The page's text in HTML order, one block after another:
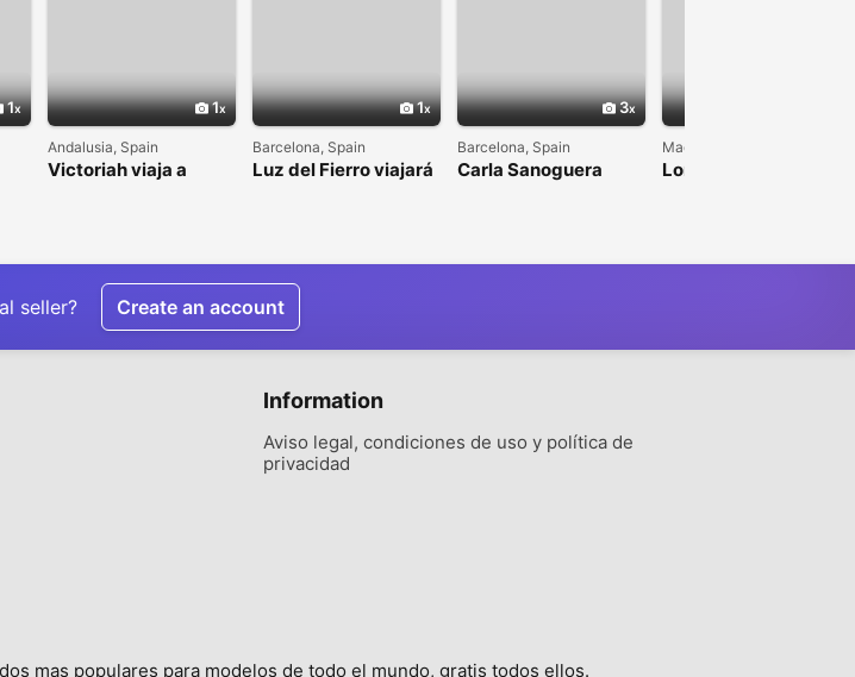
1 1
Andalusia, Spain
Victoriah viaja a
1
Barcelona, Spain
Luz del Fierro viajará
3
Barcelona, Spain
Carla Sanoguera
viajará a Madrid
Madrid, Spain
Lorena Villarreal viaja
seller? Create an account
Information
Aviso legal, condiciones de uso y política de
privacidad
mas populares para modelos de todo el mundo, gratis todos ellos.